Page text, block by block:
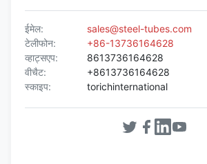
ईमेल:
sales@steel-tubes.com
टेलीफोन:
+86-13736164628
व्हाट्सएप:
8613736164628
वीचैट:
+8613736164628
स्काइप:
torichinternational